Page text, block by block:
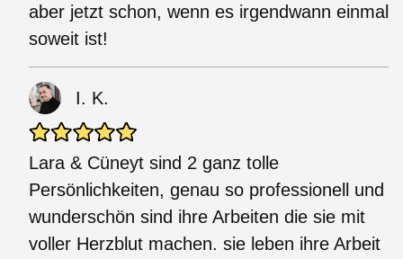
aber jetzt schon, wenn es irgendwann einmal
soweit ist!
I. K.
Lara & Cüneyt sind 2 ganz tolle
Persönlichkeiten, genau so professionell und
wunderschön sind ihre Arbeiten die sie mit
voller Herzblut machen. sie leben ihre Arbeit